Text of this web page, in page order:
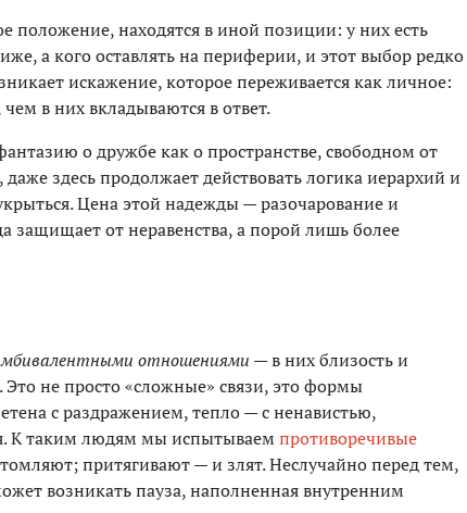
положение, находятся в иной позиции: у них есть
а кого оставлять на периферии, и этот выбор редко
искажение, которое переживается как личное:
в них вкладываются в ответ.
о дружбе как о пространстве, свободном от
здесь продолжает действовать логика иерархий и
Цена этой надежды — разочарование и
защищает от неравенства, а порой лишь более
отношениями —в них близость и
не просто «сложные» связи, это формы
с раздражением, тепло — с ненавистью,
К таким людям мы испытываемпротиворечивые
притягивают — и злят. Неслучайно перед тем,
возникать пауза, наполненная внутренним